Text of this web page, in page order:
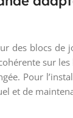
des blocs
sur
Pour
et de